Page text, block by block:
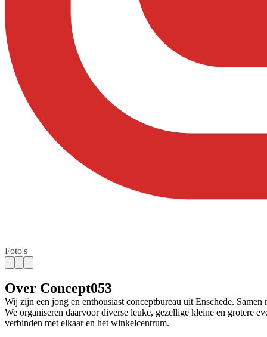
Foto's
Over Concept053
Wij zijn een jong en enthousiast conceptbureau uit Enschede.
We organiseren daarvoor diverse leuke, gezellige kleine en grotere
verbinden met elkaar en het winkelcentrum.